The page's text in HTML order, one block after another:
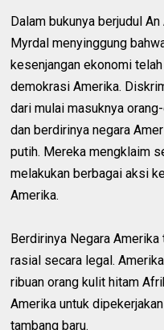
Dalam bukunya berjudul
Myrdal menyinggung
kesenjangan ekonomi
demokrasi Amerika.
dari mulai masuknya
dan berdirinya negara
putih. Mereka mengklaim
melakukan berbagai aksi
Amerika.
Berdirinya Negara
rasial secara legal.
ribuan orang kulit hitam
Amerika untuk
tambang baru.